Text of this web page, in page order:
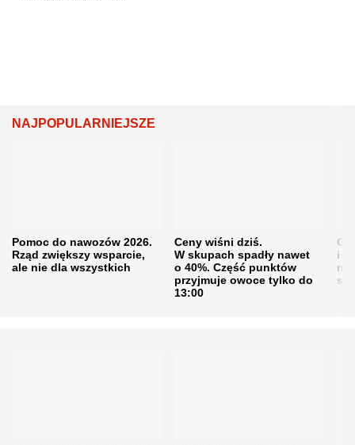
NAJPOPULARNIEJSZE
Pomoc do nawozów 2026.
Rząd zwiększy wsparcie,
ale nie dla wszystkich
Ceny wiśni dziś.
W skupach spadły nawet
o 40%. Część punktów
przyjmuje owoce tylko do
13:00
i